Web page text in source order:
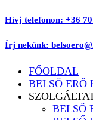
Ugrás
tartalomhoz
Hívj telefonon: +36 70
Írj nekünk:
FŐOLDAL
BELSŐ ERŐ
BELSŐ